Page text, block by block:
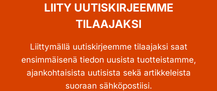
LIITY UUTISKIRJEEMME
TILAAJAKSI
Liittymällä uutiskirjeemme tilaajaksi saat
ensimmäisenä tiedon uusista tuotteistamme,
ajankohtaisista uutisista sekä artikkeleista
suoraan sähköpostiisi.